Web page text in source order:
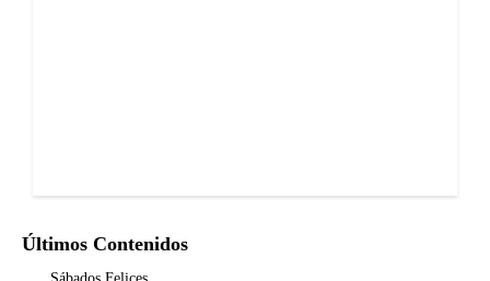
Últimos Contenidos